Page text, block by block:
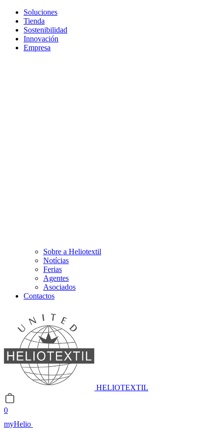
Soluciones
Tienda
Sostenibilidad
Innovación
Empresa
Sobre a Heliotextil
Notícias
Ferias
Agentes
Asociados
Contactos
HELIOTEXTIL
0
myHelio